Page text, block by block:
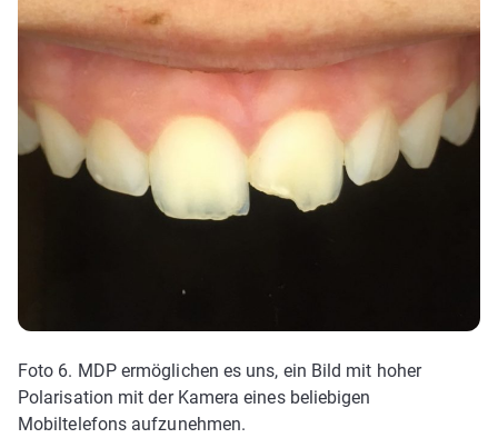
Foto 6. MDP ermöglichen es uns, ein Bild mit hoher
Polarisation mit der Kamera eines beliebigen
Mobiltelefons aufzunehmen.